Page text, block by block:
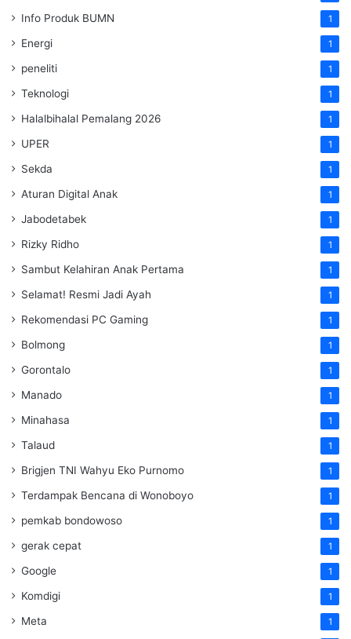
Info Produk BUMN 1
Energi 1
peneliti 1
Teknologi 1
Halalbihalal Pemalang 2026 1
UPER 1
Sekda 1
Aturan Digital Anak 1
Jabodetabek 1
Rizky Ridho 1
Sambut Kelahiran Anak Pertama 1
Selamat! Resmi Jadi Ayah 1
Rekomendasi PC Gaming 1
Bolmong 1
Gorontalo 1
Manado 1
Minahasa 1
Talaud 1
Brigjen TNI Wahyu Eko Purnomo 1
Terdampak Bencana di Wonoboyo 1
pemkab bondowoso 1
gerak cepat 1
Google 1
Komdigi 1
Meta 1